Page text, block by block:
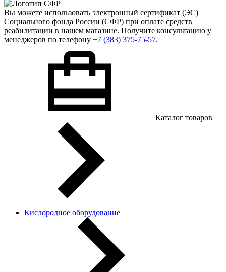
Вы можете использовать электронный сертификат (ЭС)
Социального фонда России (СФР) при оплате средств
реабилитации в нашем магазине. Получите консультацию у
менеджеров по телефону +7 (383) 375-75-57.
Каталог товаров
Кислородное оборудование